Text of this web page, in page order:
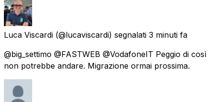
Luca Viscardi (@lucaviscardi) segnalati 3 minuti fa
@big_settimo @FASTWEB @VodafoneIT Peggio di così
non potrebbe andare. Migrazione ormai prossima.